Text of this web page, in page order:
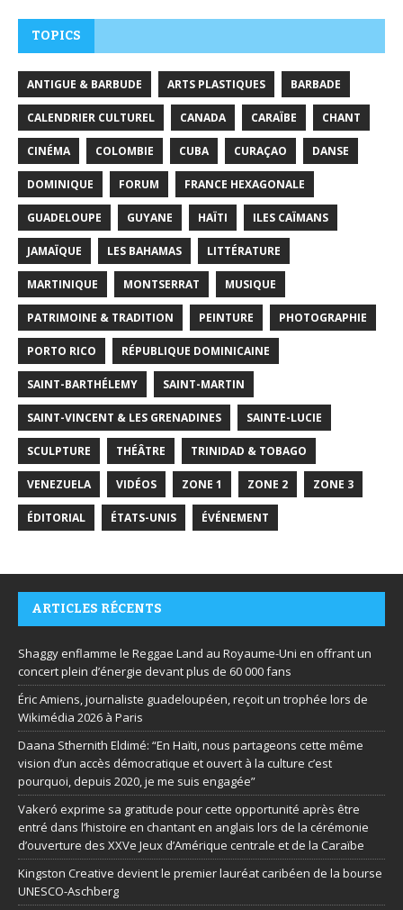
TOPICS
ANTIGUE & BARBUDE ARTS PLASTIQUES BARBADE
CALENDRIER CULTUREL CANADA CARAÏBE CHANT
CINÉMA COLOMBIE CUBA CURAÇAO DANSE
DOMINIQUE FORUM FRANCE HEXAGONALE
GUADELOUPE GUYANE HAÏTI ILES CAÏMANS
JAMAÏQUE LES BAHAMAS LITTÉRATURE
MARTINIQUE MONTSERRAT MUSIQUE
PATRIMOINE & TRADITION PEINTURE PHOTOGRAPHIE
PORTO RICO RÉPUBLIQUE DOMINICAINE
SAINT-BARTHÉLEMY SAINT-MARTIN
SAINT-VINCENT & LES GRENADINES SAINTE-LUCIE
SCULPTURE THÉÂTRE TRINIDAD & TOBAGO
VENEZUELA VIDÉOS ZONE 1 ZONE 2 ZONE 3
ÉDITORIAL ÉTATS-UNIS ÉVÉNEMENT
ARTICLES RÉCENTS
Shaggy enflamme le Reggae Land au Royaume-Uni en offrant un
concert plein d’énergie devant plus de 60 000 fans
Éric Amiens, journaliste guadeloupéen, reçoit un trophée lors de
Wikimédia 2026 à Paris
Daana Sthernith Eldimé: “En Haïti, nous partageons cette même
vision d’un accès démocratique et ouvert à la culture c’est
pourquoi, depuis 2020, je me suis engagée”
Vakeró exprime sa gratitude pour cette opportunité après être
entré dans l’histoire en chantant en anglais lors de la cérémonie
d’ouverture des XXVe Jeux d’Amérique centrale et de la Caraïbe
Kingston Creative devient le premier lauréat caribéen de la bourse
UNESCO-Aschberg